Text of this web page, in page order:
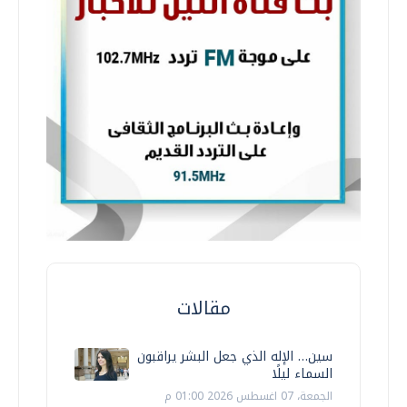
مقالات
سين… الإله الذي جعل البشر يراقبون
السماء ليلًا
الجمعة، 07 اغسطس 2026 01:00 م